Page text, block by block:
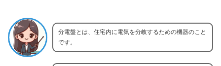
分電盤とは、住宅内に電気を分岐するための機器のこと
です。